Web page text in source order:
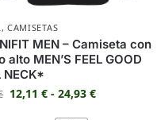
, CAMISETAS
MEN – Camiseta con
alto MEN’S FEEL GOOD
NECK*
12,11€ - 24,93€